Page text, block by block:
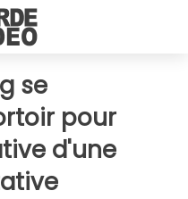
se
pour
d'une